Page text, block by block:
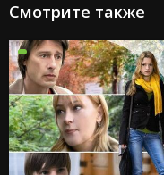
Смотрите также